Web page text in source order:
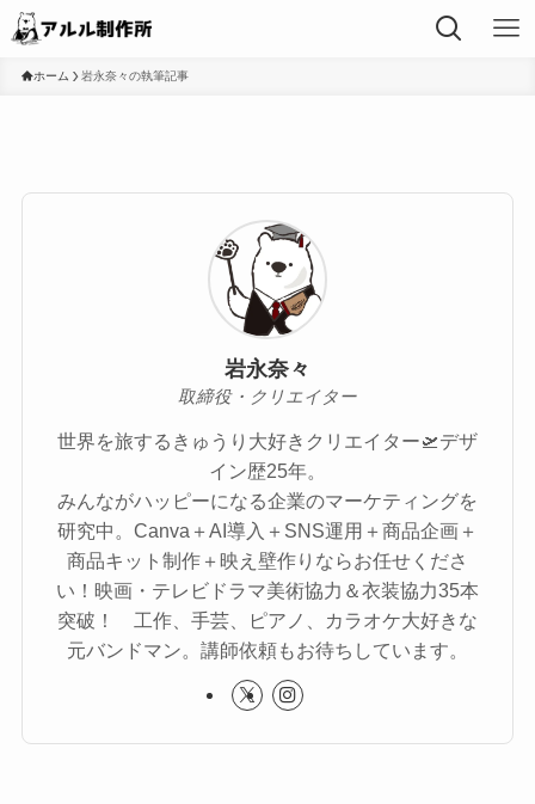
ホーム 岩永奈々の執筆記事
岩永奈々
取締役・クリエイター
世界を旅するきゅうり大好きクリエイター🛫デザ
イン歴25年。
みんながハッピーになる企業のマーケティングを
研究中。Canva＋AI導入＋SNS運用＋商品企画＋
商品キット制作＋映え壁作りならお任せくださ
い！映画・テレビドラマ美術協力＆衣装協力35本
突破！ 工作、手芸、ピアノ、カラオケ大好きな
元バンドマン。講師依頼もお待ちしています。